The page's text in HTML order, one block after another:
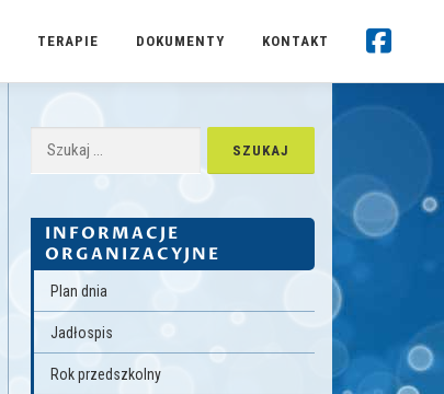
TERAPIE DOKUMENTY KONTAKT
Szukaj:
INFORMACJE
ORGANIZACYJNE
Plan dnia
Jadłospis
Rok przedszkolny